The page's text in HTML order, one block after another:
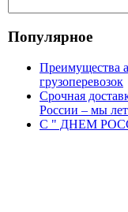
Популярное
Преимущества
грузоперевозок
Срочная
России – мы
С " ДНЕМ